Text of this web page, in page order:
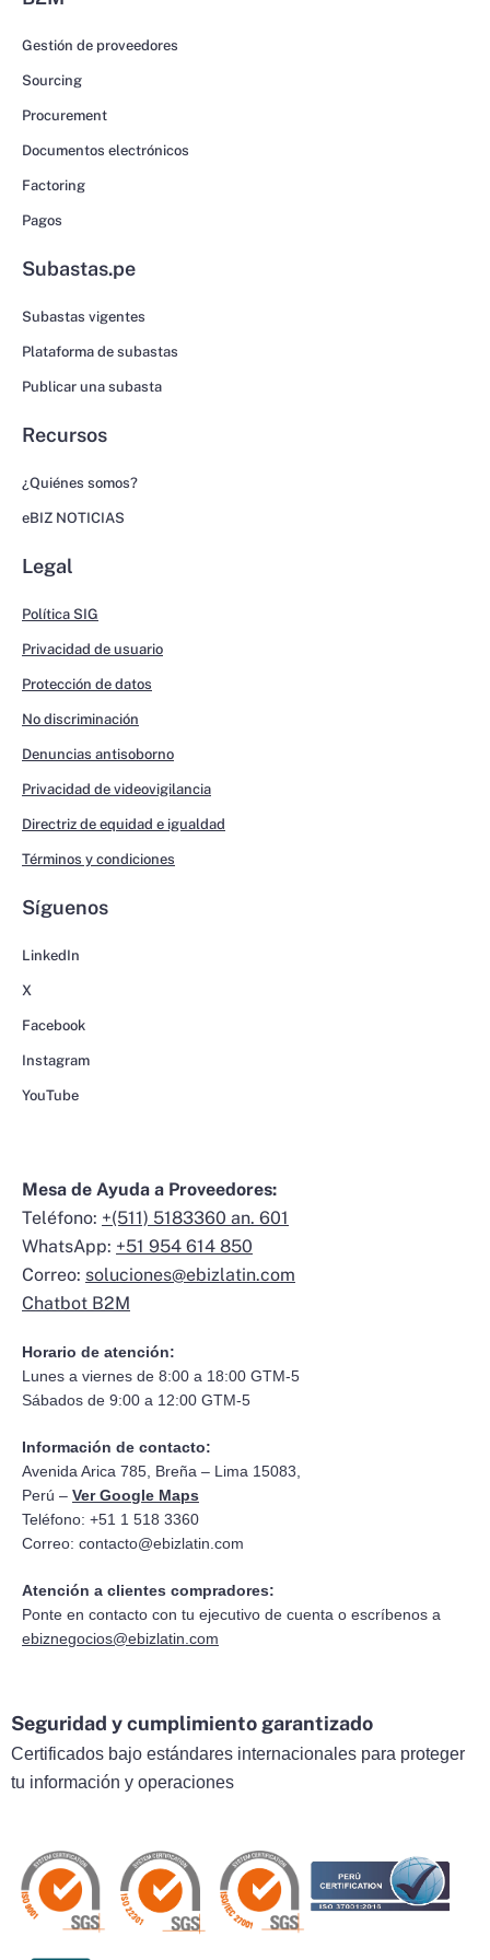
Gestión de proveedores
Sourcing
Procurement
Documentos electrónicos
Factoring
Pagos
Subastas.pe
Subastas vigentes
Plataforma de subastas
Publicar una subasta
Recursos
¿Quiénes somos?
eBIZ NOTICIAS
Legal
Política SIG
Privacidad de usuario
Protección de datos
No discriminación
Denuncias antisoborno
Privacidad de videovigilancia
Directriz de equidad e igualdad
Términos y condiciones
Síguenos
LinkedIn
X
Facebook
Instagram
YouTube
Mesa de Ayuda a Proveedores:
Teléfono: +(511) 5183360 an. 601
WhatsApp: +51 954 614 850
Correo: soluciones@ebizlatin.com
Chatbot B2M
Horario de atención:
Lunes a viernes de 8:00 a 18:00 GTM-5
Sábados de 9:00 a 12:00 GTM-5
Información de contacto:
Avenida Arica 785, Breña – Lima 15083,
Perú – Ver Google Maps
Teléfono: +51 1 518 3360
Correo: contacto@ebizlatin.com
Atención a clientes compradores:
Ponte en contacto con tu ejecutivo de cuenta o escríbenos a
ebiznegocios@ebizlatin.com
Seguridad y cumplimiento garantizado
Certificados bajo estándares internacionales para proteger
tu información y operaciones